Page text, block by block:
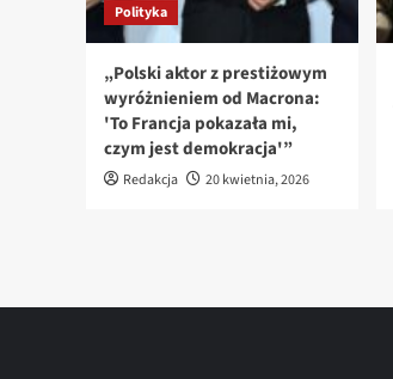
Polityka
„Polski aktor z prestiżowym
wyróżnieniem od Macrona:
'To Francja pokazała mi,
czym jest demokracja'”
Redakcja 20 kwietnia, 2026